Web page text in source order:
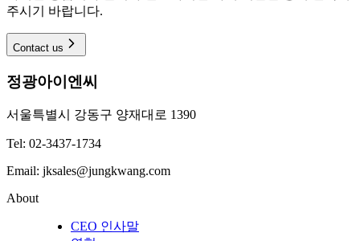
주시기 바랍니다.
Contact us
정광아이엔씨
서울특별시 강동구 양재대로 1390
Tel: 02-3437-1734
Email: jksales@jungkwang.com
About
CEO 인사말